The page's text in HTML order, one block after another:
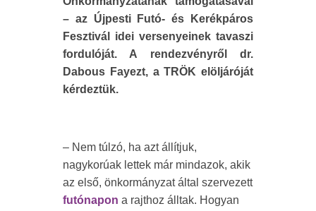
– az Újpesti Futó- és Kerékpáros
Fesztivál idei versenyeinek tavaszi
fordulóját. A rendezvényről dr.
Dabous Fayezt, a TRÖK elöljáróját
kérdeztük.
– Nem túlzó, ha azt állítjuk,
nagykorúak lettek már mindazok, akik
az első, önkormányzat által szervezett
futónapon a rajthoz álltak. Hogyan